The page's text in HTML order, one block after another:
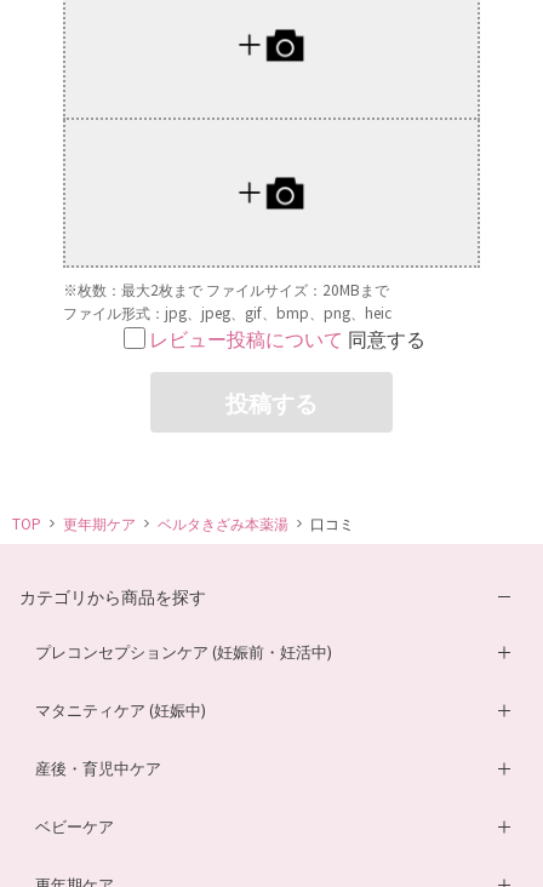
※枚数：最大2枚まで ファイルサイズ：20MBまで
ファイル形式：jpg、jpeg、gif、bmp、png、heic
レビュー投稿について 同意する
投稿する
TOP 更年期ケア ベルタきざみ本薬湯 口コミ
カテゴリから商品を探す
プレコンセプションケア (妊娠前・妊活中)
妊活サプリ
男性妊活サプリ
マタニティケア (妊娠中)
葉酸サプリ
ルイボスティー
産後・育児中ケア
DHA・EPAサプリ
鉄分ラムネ
ベビーケア
ベビーオイル